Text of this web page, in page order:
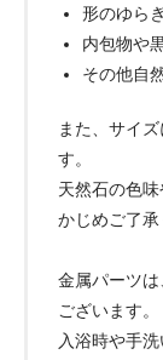
形のゆら
内包物や
その他自
また、サイ
す。
天然石の色
かじめご了承
金属パーツ
ございます。
入浴時や手